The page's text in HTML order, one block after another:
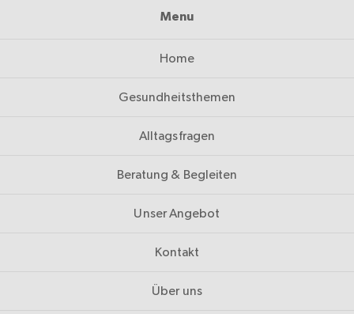
Menu
Home
Gesundheitsthemen
Alltagsfragen
Beratung & Begleiten
Unser Angebot
Kontakt
Über uns